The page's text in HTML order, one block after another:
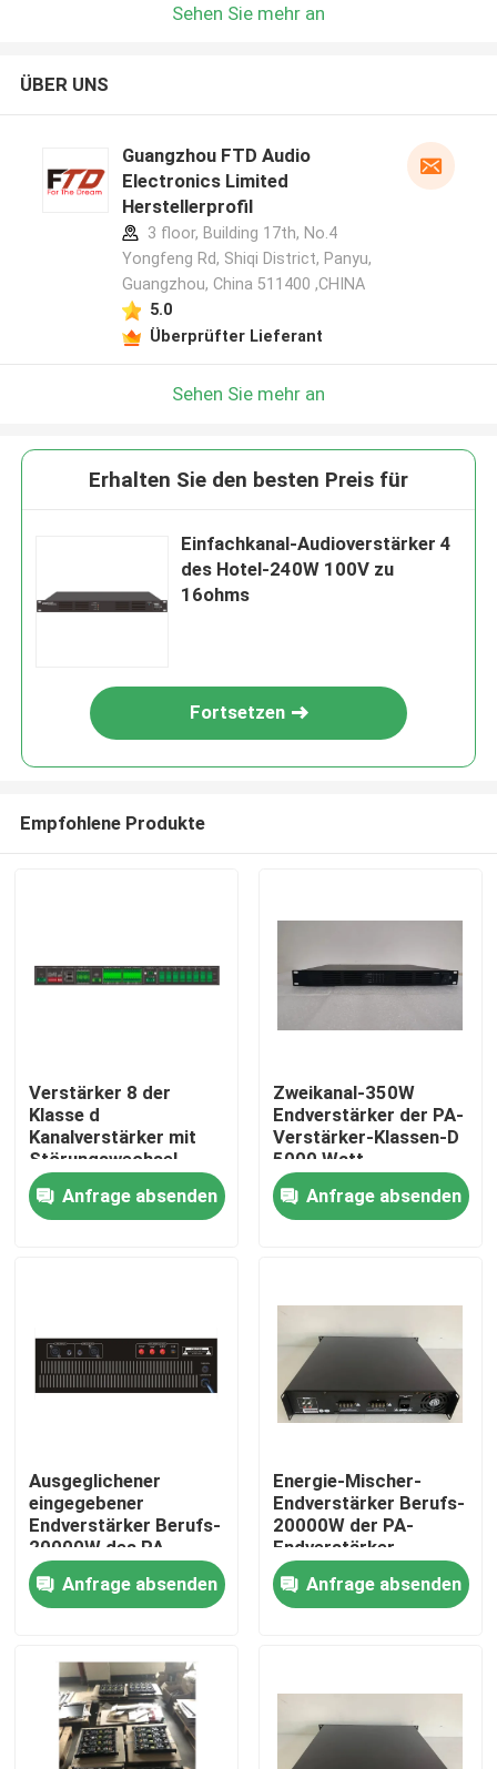
Haus
Produkte
Über uns
Qualitätskontrolle
Treten Sie mit uns in Verbindung
Fälle
Beschallungsanlage-Verstärker
Sehen Sie mehr an
ÜBER UNS
Guangzhou FTD Audio
Electronics Limited
Herstellerprofil
3 floor, Building 17th, No.4
Yongfeng Rd, Shiqi District, Panyu,
Guangzhou, China 511400 ,CHINA
5.0
Überprüfter Lieferant
Sehen Sie mehr an
Erhalten Sie den besten Preis für
Einfachkanal-Audioverstärker 4
des Hotel-240W 100V zu
16ohms
Fortsetzen
Empfohlene Produkte
Verstärker 8 der
Klasse d
Kanalverstärker mit
Störungswechsel-
Sprecherlinie
Überwachung
Anfrage absenden
Zweikanal-350W
Endverstärker der PA-
Verstärker-Klassen-D
5000 Watt
Anfrage absenden
Ausgeglichener
eingegebener
Endverstärker Berufs-
20000W des PA-
Endverstärker-2000W
Anfrage absenden
Energie-Mischer-
Endverstärker Berufs-
20000W der PA-
Endverstärker-
Zweikanal-
Verstärker-2*120W
und der Sprecher
Anfrage absenden